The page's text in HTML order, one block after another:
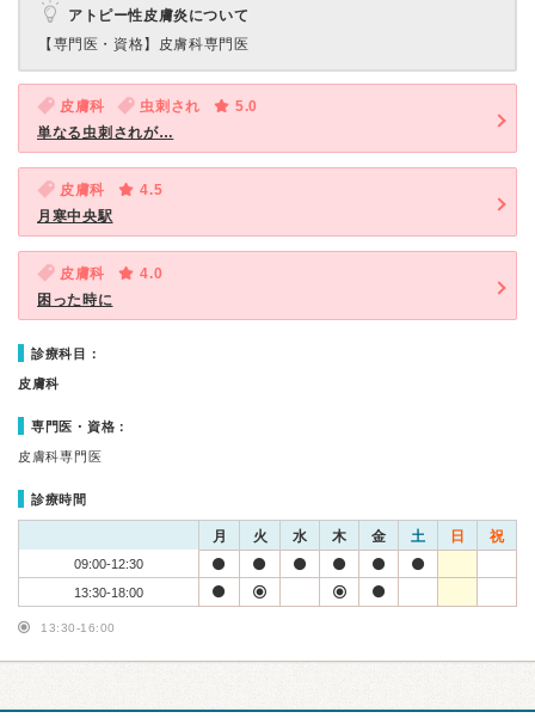
アトピー性皮膚炎について
【専門医・資格】 皮膚科専門医
皮膚科 虫刺され
5.0
単なる虫刺されが…
皮膚科
4.5
月寒中央駅
皮膚科
4.0
困った時に
診療科目：
皮膚科
専門医・資格：
皮膚科専門医
診療時間
月 火 水 木 金 土 日 祝
09:00-12:30
13:30-18:00
13:30-16:00